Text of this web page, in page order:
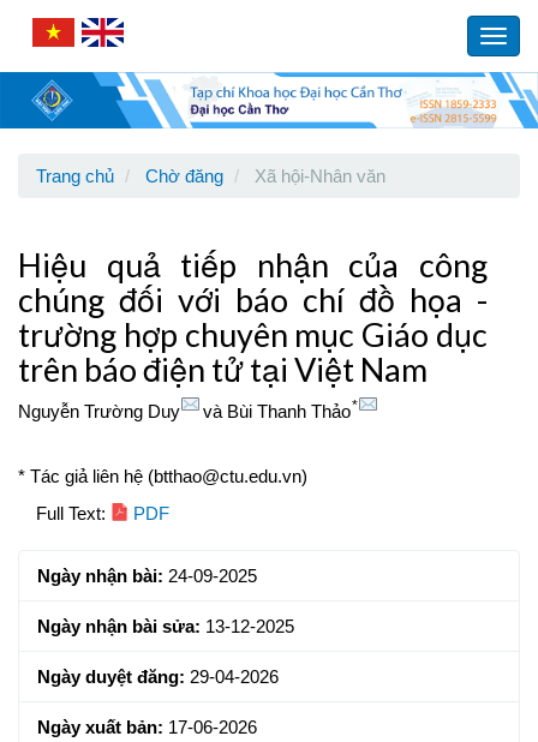
Navigation
Content
Sidebar
Trang chủ Chờ đăng Xã hội-Nhân văn
Hiệu quả tiếp nhận của công
chúng đối với báo chí đồ họa -
trường hợp chuyên mục Giáo dục
trên báo điện tử tại Việt Nam
Nguyễn Trường Duy và Bùi Thanh Thảo*
* Tác giả liên hệ (btthao@ctu.edu.vn)
Article
Full Text: PDF
Ngày nhận bài: 24-09-2025
Ngày nhận bài sửa: 13-12-2025
Ngày duyệt đăng: 29-04-2026
Ngày xuất bản: 17-06-2026